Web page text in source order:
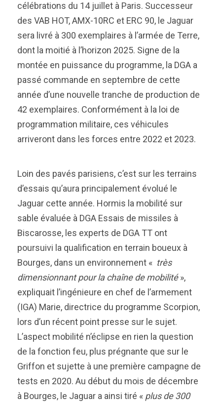
célébrations du 14 juillet à Paris. Successeur
des VAB HOT, AMX-10RC et ERC 90, le Jaguar
sera livré à 300 exemplaires à l’armée de Terre,
dont la moitié à l’horizon 2025. Signe de la
montée en puissance du programme, la DGA a
passé commande en septembre de cette
année d’une nouvelle tranche de production de
42 exemplaires. Conformément à la loi de
programmation militaire, ces véhicules
arriveront dans les forces entre 2022 et 2023.
Loin des pavés parisiens, c’est sur les terrains
d’essais qu’aura principalement évolué le
Jaguar cette année. Hormis la mobilité sur
sable évaluée à DGA Essais de missiles à
Biscarosse, les experts de DGA TT ont
poursuivi la qualification en terrain boueux à
Bourges, dans un environnement « très
dimensionnant pour la chaîne de mobilité»,
expliquait l’ingénieure en chef de l’armement
(IGA) Marie, directrice du programme Scorpion,
lors d’un récent point presse sur le sujet.
L’aspect mobilité n’éclipse en rien la question
de la fonction feu, plus prégnante que sur le
Griffon et sujette à une première campagne de
tests en 2020. Au début du mois de décembre
à Bourges, le Jaguar a ainsi tiré « plus de 300